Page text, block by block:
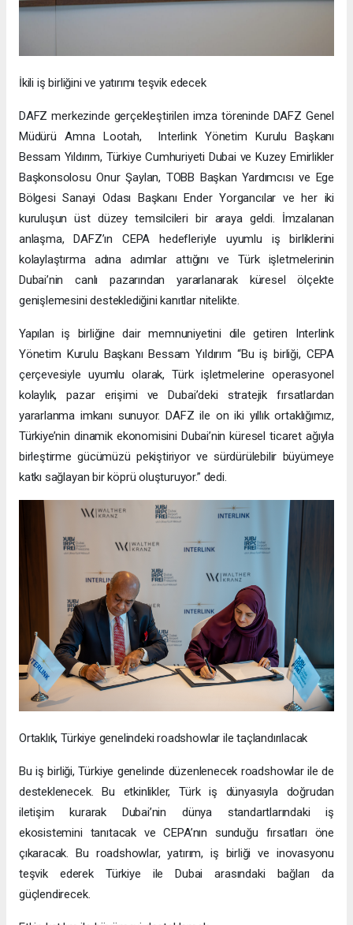
İkili iş birliğini ve yatırımı teşvik edecek
DAFZ merkezinde gerçekleştirilen imza töreninde DAFZ Genel
Müdürü Amna Lootah, Interlink Yönetim Kurulu Başkanı
Bessam Yıldırım, Türkiye Cumhuriyeti Dubai ve Kuzey Emirlikler
Başkonsolosu Onur Şaylan, TOBB Başkan Yardımcısı ve Ege
Bölgesi Sanayi Odası Başkanı Ender Yorgancılar ve her iki
kuruluşun üst düzey temsilcileri bir araya geldi. İmzalanan
anlaşma, DAFZ’ın CEPA hedefleriyle uyumlu iş birliklerini
kolaylaştırma adına adımlar attığını ve Türk işletmelerinin
Dubai’nin canlı pazarından yararlanarak küresel ölçekte
genişlemesini desteklediğini kanıtlar nitelikte.
Yapılan iş birliğine dair memnuniyetini dile getiren Interlink
Yönetim Kurulu Başkanı Bessam Yıldırım “Bu iş birliği, CEPA
çerçevesiyle uyumlu olarak, Türk işletmelerine operasyonel
kolaylık, pazar erişimi ve Dubai’deki stratejik fırsatlardan
yararlanma imkanı sunuyor. DAFZ ile on iki yıllık ortaklığımız,
Türkiye’nin dinamik ekonomisini Dubai’nin küresel ticaret ağıyla
birleştirme gücümüzü pekiştiriyor ve sürdürülebilir büyümeye
katkı sağlayan bir köprü oluşturuyor.” dedi.
Ortaklık, Türkiye genelindeki roadshowlar ile taçlandırılacak
Bu iş birliği, Türkiye genelinde düzenlenecek roadshowlar ile de
desteklenecek. Bu etkinlikler, Türk iş dünyasıyla doğrudan
iletişim kurarak Dubai’nin dünya standartlarındaki iş
ekosistemini tanıtacak ve CEPA’nın sunduğu fırsatları öne
çıkaracak. Bu roadshowlar, yatırım, iş birliği ve inovasyonu
teşvik ederek Türkiye ile Dubai arasındaki bağları da
güçlendirecek.